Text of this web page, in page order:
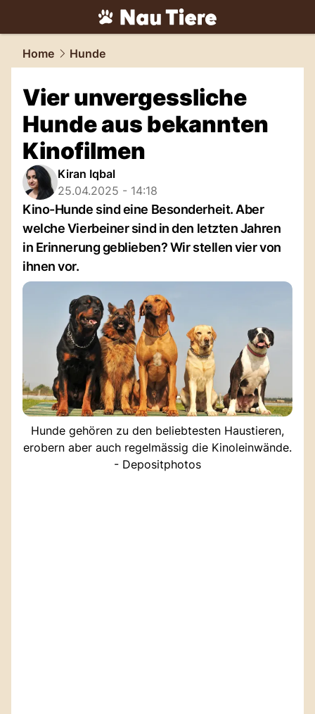
tiere.NAU.ch
Home Hunde
Vier unvergessliche
Hunde aus bekannten
Kinofilmen
Kiran Iqbal
25.04.2025 - 14:18
Kino-Hunde sind eine Besonderheit. Aber
welche Vierbeiner sind in den letzten Jahren
in Erinnerung geblieben? Wir stellen vier von
ihnen vor.
Hunde gehören zu den beliebtesten Haustieren,
erobern aber auch regelmässig die Kinoleinwände.
- Depositphotos